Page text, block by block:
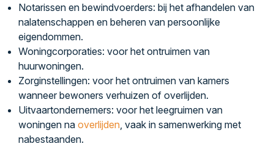
Notarissen en bewindvoerders: bij het afhandelen van
nalatenschappen en beheren van persoonlijke
eigendommen.
Woningcorporaties: voor het ontruimen van
huurwoningen.
Zorginstellingen: voor het ontruimen van kamers
wanneer bewoners verhuizen of overlijden.
Uitvaartondernemers: voor het leegruimen van
woningen na overlijden , vaak in samenwerking met
nabestaanden.